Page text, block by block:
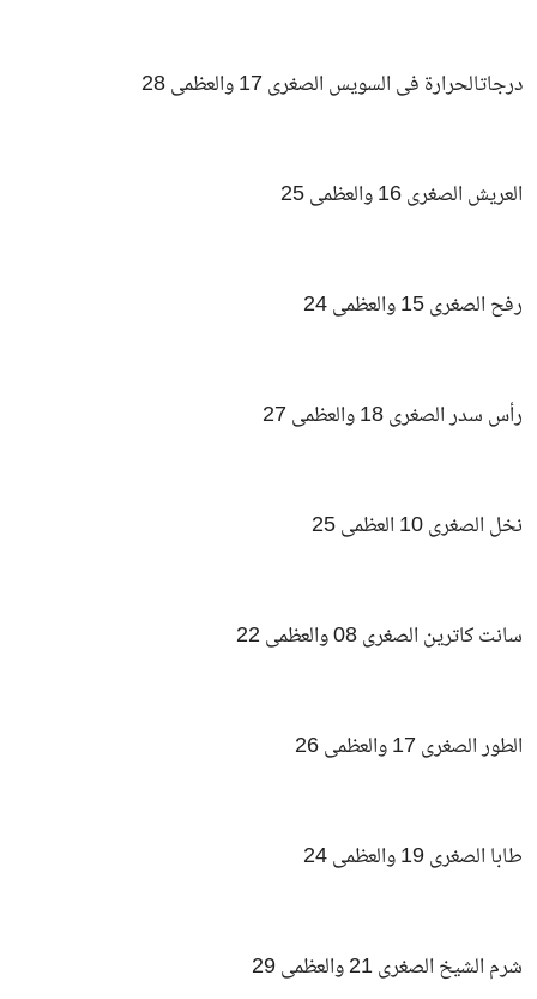
درجاتالحرارة فى السويس الصغرى 17 والعظمى 28
العريش الصغرى 16 والعظمى 25
رفح الصغرى 15 والعظمى 24
رأس سدر الصغرى 18 والعظمى 27
نخل الصغرى 10 العظمى 25
سانت كاترين الصغرى 08 والعظمى 22
الطور الصغرى 17 والعظمى 26
طابا الصغرى 19 والعظمى 24
شرم الشيخ الصغرى 21 والعظمى 29